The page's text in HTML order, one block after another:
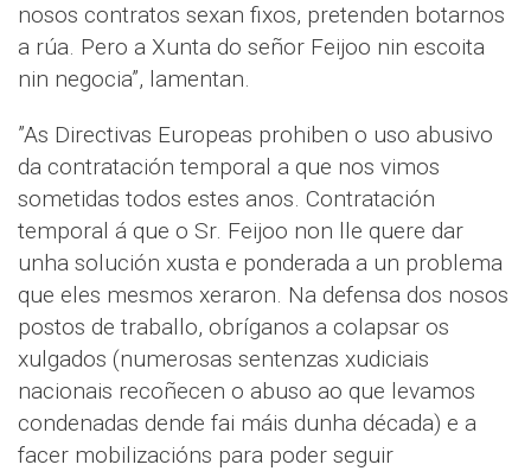
nosos contratos sexan fixos, pretenden botarnos
a rúa. Pero a Xunta do señor Feijoo nin escoita
nin negocia”, lamentan.
”As Directivas Europeas prohiben o uso abusivo
da contratación temporal a que nos vimos
sometidas todos estes anos. Contratación
temporal á que o Sr. Feijoo non lle quere dar
unha solución xusta e ponderada a un problema
que eles mesmos xeraron. Na defensa dos nosos
postos de traballo, obríganos a colapsar os
xulgados (numerosas sentenzas xudiciais
nacionais recoñecen o abuso ao que levamos
condenadas dende fai máis dunha década) e a
facer mobilizacións para poder seguir